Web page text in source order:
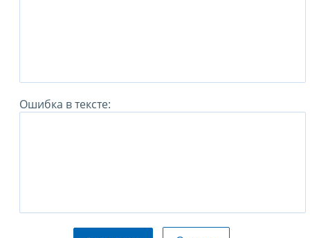
Ошибка в тексте: